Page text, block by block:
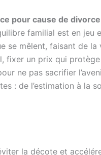
pour cause de divorce
familial est en
se mêlent, faisant de
fixer un prix qui
ne pas sacrifier
: de l’estimation à la
la décote et